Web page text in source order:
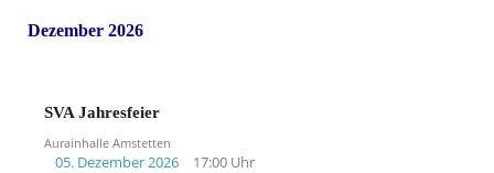
Dezember 2026
SVA Jahresfeier
Aurainhalle Amstetten
05. Dezember 2026 17:00 Uhr